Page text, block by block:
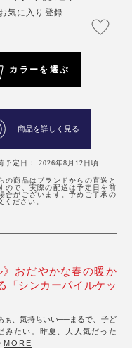
気に入り登録
カラーを選ぶ
商品を詳しく見る
予定日： 2026年8月12日頃
の商品はブランドからの直送と
ので、実際の配送は予定日を前
合がございます。予めご了承の
ください。
》おだやかな春の暖か
「シンカーパイルケッ
ぁ、気持ちいい──まるで、子ど
みたい。昨夏、大人気だった
MORE